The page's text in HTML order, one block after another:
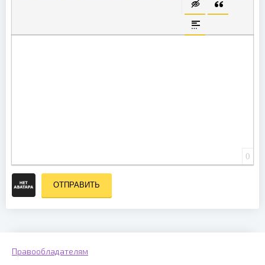
ВСТАВКА
0
ОТПРАВИТЬ
Правообладателям